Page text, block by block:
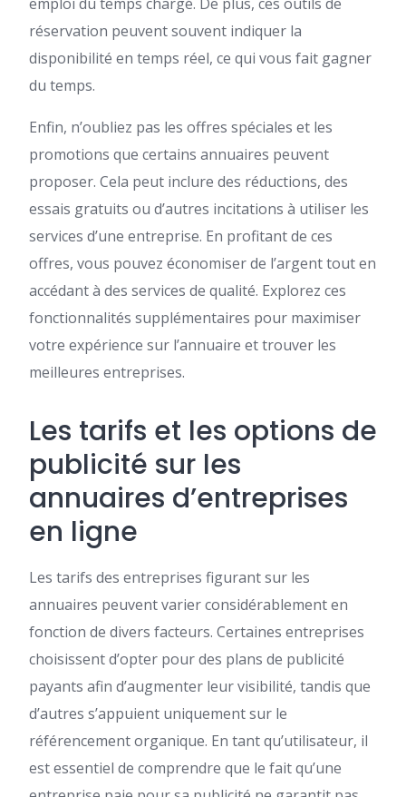
réservation peuvent souvent indiquer la
disponibilité en temps réel, ce qui vous fait gagner
du temps.
Enfin, n’oubliez pas les offres spéciales et les
promotions que certains annuaires peuvent
proposer. Cela peut inclure des réductions, des
essais gratuits ou d’autres incitations à utiliser les
services d’une entreprise. En profitant de ces
offres, vous pouvez économiser de l’argent tout en
accédant à des services de qualité. Explorez ces
fonctionnalités supplémentaires pour maximiser
votre expérience sur l’annuaire et trouver les
meilleures entreprises.
Les tarifs et les options de
publicité sur les
annuaires d’entreprises
en ligne
Les tarifs des entreprises figurant sur les
annuaires peuvent varier considérablement en
fonction de divers facteurs. Certaines entreprises
choisissent d’opter pour des plans de publicité
payants afin d’augmenter leur visibilité, tandis que
d’autres s’appuient uniquement sur le
référencement organique. En tant qu’utilisateur, il
est essentiel de comprendre que le fait qu’une